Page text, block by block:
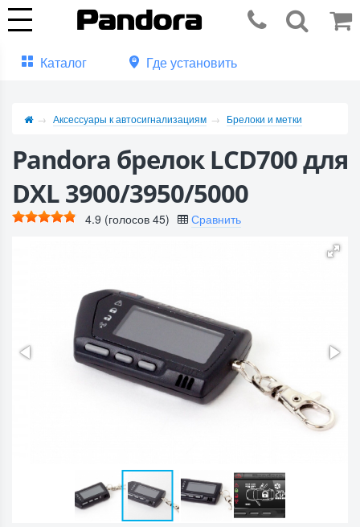
Каталог Где установить
Аксессуары к автосигнализациям Брелоки и метки
Pandora брелок LCD700 для
DXL 3900/3950/5000
4.9 (голосов45) Сравнить